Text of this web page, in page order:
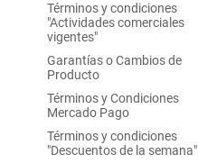
Términos y condiciones
"Actividades comerciales
vigentes"
Garantías o Cambios de
Producto
Términos y Condiciones
Mercado Pago
Términos y condiciones
"Descuentos de la semana"